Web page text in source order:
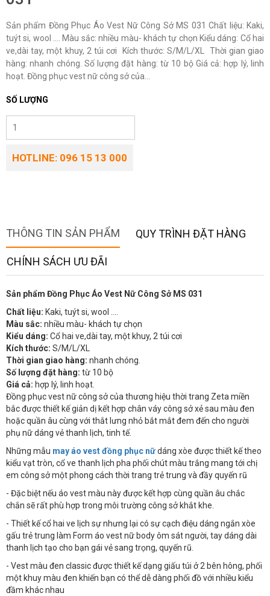
Sản phẩm Đồng Phục Áo Vest Nữ Công Sở MS 031 Chất liệu: Kaki,
tuýt si, wool …. Màu sắc: nhiều màu- khách tự chọn Kiểu dáng: Cổ hai
ve,dài tay, một khuy, 2 túi cơi Kích thước: S/M/L/XL Thời gian giao
hàng: nhanh chóng. Số lượng đặt hàng: từ 10 bộ Giá cả: hợp lý, linh
hoạt. Đồng phục vest nữ công sở của...
SỐ LƯỢNG
HOTLINE: 096 15 13 000
THÔNG TIN SẢN PHẨM QUY TRÌNH ĐẶT HÀNG
CHÍNH SÁCH ƯU ĐÃI
Sản phẩm Đồng Phục Áo Vest Nữ Công Sở MS 031
Chất liệu: Kaki, tuýt si, wool ….
Màu sắc: nhiều màu- khách tự chọn
Kiểu dáng: Cổ hai ve,dài tay, một khuy, 2 túi cơi
Kích thước: S/M/L/XL
Thời gian giao hàng: nhanh chóng.
Số lượng đặt hàng: từ 10 bộ
Giá cả: hợp lý, linh hoạt.
Đồng phục vest nữ công sở của thương hiệu thời trang Zeta miền
bắc được thiết kế giản dị kết hợp chân váy công sở xẻ sau màu đen
hoặc quần âu cùng với thắt lưng nhỏ bắt mắt đem đến cho người
phụ nữ dáng vẻ thanh lịch, tinh tế.
Những mẫu may áo vest đồng phục nữdáng xòe được thiết kế theo
kiểu vạt tròn, cổ ve thanh lịch pha phối chút màu trắng mang tới chị
em công sở một phong cách thời trang trẻ trung và đầy quyến rũ
- Đặc biệt nếu áo vest màu này được kết hợp cùng quần âu chắc
chắn sẽ rất phù hợp trong môi trường công sở khắt khe.
- Thiết kế cổ hai ve lịch sự nhưng lại có sự cạch điệu dáng ngắn xòe
gấu trẻ trung làm Form áo vest nữ body ôm sát người, tay dáng dài
thanh lịch tạo cho bạn gái vẻ sang trọng, quyến rũ.
- Vest màu đen classic được thiết kế dạng giấu túi ở 2 bên hông, phối
một khuy màu đen khiến bạn có thể dễ dàng phối đồ với nhiều kiểu
đầm khác nhau